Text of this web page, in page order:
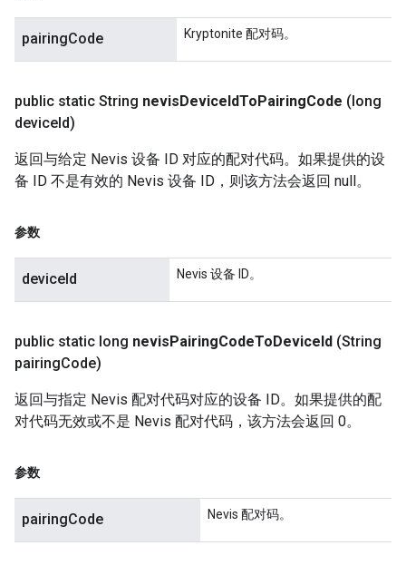
pairingCode Kryptonite 配对码。
public static String nevisDeviceIdToPairingCode (long
deviceId)
返回与给定 Nevis 设备 ID 对应的配对代码。如果提供的设
备 ID 不是有效的 Nevis 设备 ID，则该方法会返回 null。
参数
deviceId Nevis 设备 ID。
public static long nevisPairingCodeToDeviceId (String
pairingCode)
返回与指定 Nevis 配对代码对应的设备 ID。如果提供的配
对代码无效或不是 Nevis 配对代码，该方法会返回 0。
参数
pairingCode Nevis 配对码。